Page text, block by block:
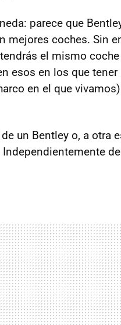
parece que
mejores coches. Sin
el mismo
esos en los que tener
en el que
un Bentley o, a otra